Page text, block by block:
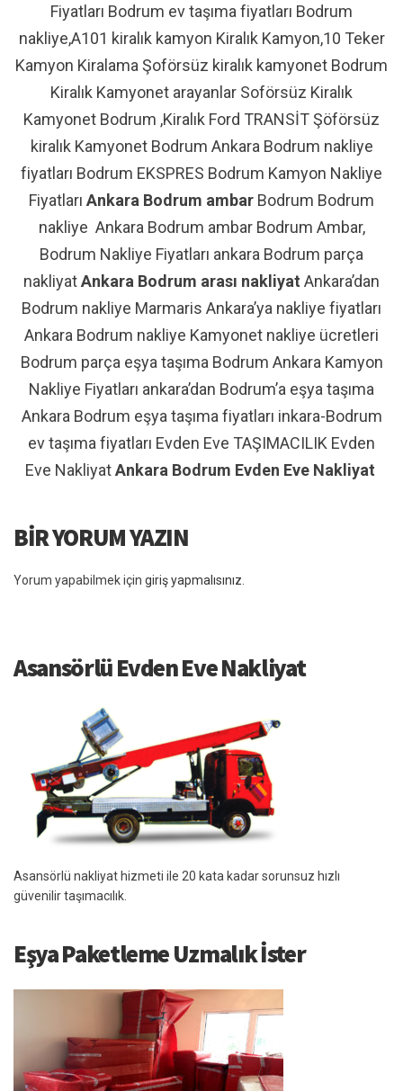
Fiyatları Bodrum ev taşıma fiyatları Bodrum
nakliye,A101 kiralık kamyon Kiralık Kamyon,10 Teker
Kamyon Kiralama Şoförsüz kiralık kamyonet Bodrum
Kiralık Kamyonet arayanlar Soförsüz Kiralık
Kamyonet Bodrum ,Kiralık Ford TRANSİT Şöförsüz
kiralık Kamyonet Bodrum Ankara Bodrum nakliye
fiyatları Bodrum EKSPRES Bodrum Kamyon Nakliye
Fiyatları Ankara Bodrum ambar Bodrum Bodrum
nakliye Ankara Bodrum ambar Bodrum Ambar,
Bodrum Nakliye Fiyatları ankara Bodrum parça
nakliyatAnkara Bodrum arası nakliyat Ankara’dan
Bodrum nakliye Marmaris Ankara’ya nakliye fiyatları
Ankara Bodrum nakliye Kamyonet nakliye ücretleri
Bodrum parça eşya taşıma Bodrum Ankara Kamyon
Nakliye Fiyatları ankara’dan Bodrum’a eşya taşıma
Ankara Bodrum eşya taşıma fiyatları inkara-Bodrum
ev taşıma fiyatları Evden Eve TAŞIMACILIK Evden
Eve NakliyatAnkara Bodrum Evden Eve Nakliyat
BIR YORUM YAZIN
Yorum yapabilmek için giriş yapmalısınız
Asansörlü Evden Eve Nakliyat
Asansörlü nakliyat hizmeti ile 20 kata kadar sorunsuz hızlı
güvenilir taşımacılık.
Eşya Paketleme Uzmalık İster